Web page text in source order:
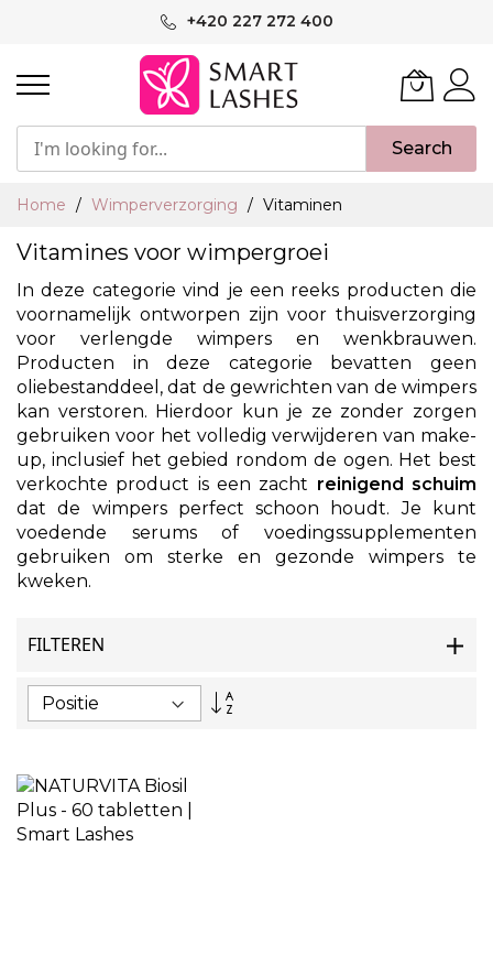
inhoud
+420 227 272 400
Search
Home Wimperverzorging Vitaminen
Vitamines voor wimpergroei
In deze categorie vind je een reeks producten die
voornamelijk ontworpen zijn voor thuisverzorging
voor verlengde wimpers en wenkbrauwen.
Producten in deze categorie bevatten geen
oliebestanddeel, dat de gewrichten van de wimpers
kan verstoren. Hierdoor kun je ze zonder zorgen
gebruiken voor het volledig verwijderen van make-
up, inclusief het gebied rondom de ogen. Het best
verkochte product is een zacht reinigend schuim
dat de wimpers perfect schoon houdt. Je kunt
voedende serums of voedingssupplementen
gebruiken om sterke en gezonde wimpers te
kweken.
FILTEREN
Van